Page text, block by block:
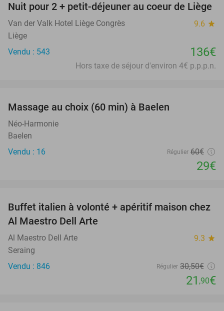
Nuit pour 2 + petit-déjeuner au coeur de Liège
Van der Valk Hotel Liège Congrès 9.6 star
Liège
Vendu : 543
136€
Hors taxe de séjour d'environ 4€ p.p.p.n.
Massage au choix (60 min) à Baelen
Néo-Harmonie
Baelen
Vendu : 16
Régulier 60€
29€
28%
Buffet italien à volonté + apéritif maison chez
Al Maestro Dell Arte
Al Maestro Dell Arte 9.3 star
Seraing
Vendu : 846
Régulier 30,50€
21 ,90€